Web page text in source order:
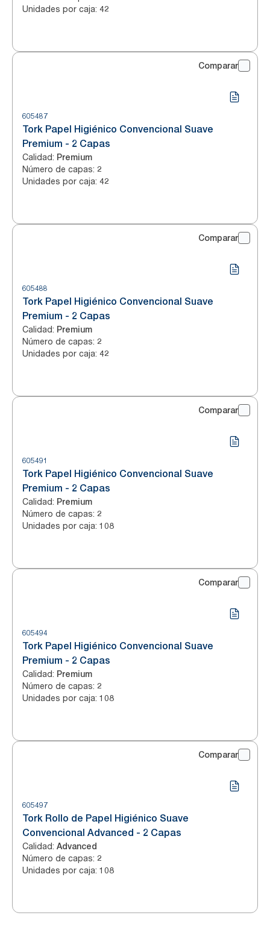
Unidades por caja: 42
Comparar
605487
Tork Papel Higiénico Convencional Suave
Premium - 2 Capas
Calidad: Premium
Número de capas: 2
Unidades por caja: 42
Comparar
605488
Tork Papel Higiénico Convencional Suave
Premium - 2 Capas
Calidad: Premium
Número de capas: 2
Unidades por caja: 42
Comparar
605491
Tork Papel Higiénico Convencional Suave
Premium - 2 Capas
Calidad: Premium
Número de capas: 2
Unidades por caja: 108
Comparar
605494
Tork Papel Higiénico Convencional Suave
Premium - 2 Capas
Calidad: Premium
Número de capas: 2
Unidades por caja: 108
Comparar
605497
Tork Rollo de Papel Higiénico Suave
Convencional Advanced - 2 Capas
Calidad: Advanced
Número de capas: 2
Unidades por caja: 108